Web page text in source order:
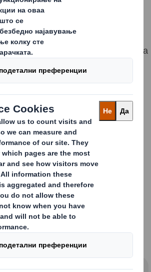
фокусирани на испорака на
за сите наши засегнати страни.
вредност се наоѓа кога
на нашиот бизнис, нашата
нашиот Глобален стандард
јасност на нашите
на нашите општи очекувања и
на етичките деловни практики,
менаџмент. Нашиот
за добавувачи се заснова на
ETI кој е заснован на
организација на